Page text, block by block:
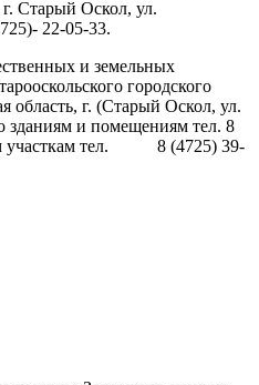
г. Старый Оскол, ул.
22-05-33.
и земельных
городского
область, г. (Старый Оскол, ул.
зданиям и помещениям тел. 8
участкам тел. 8 (4725) 39-